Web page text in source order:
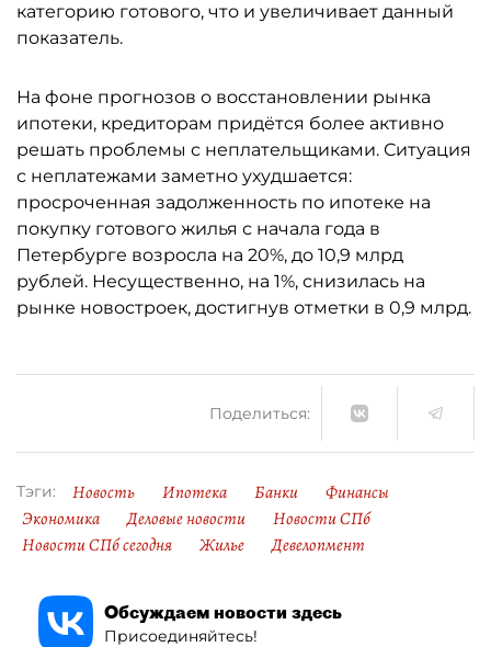
категорию готового, что и увеличивает данный
показатель.
На фоне прогнозов о восстановлении рынка
ипотеки, кредиторам придётся более активно
решать проблемы с неплательщиками. Ситуация
с неплатежами заметно ухудшается:
просроченная задолженность по ипотеке на
покупку готового жилья с начала года в
Петербурге возросла на 20%, до 10,9 млрд
рублей. Несущественно, на 1%, снизилась на
рынке новостроек, достигнув отметки в 0,9 млрд.
Поделиться:
Тэги: Новость Ипотека Банки
Финансы
Экономика
Деловые новости
Новости СПб
Новости СПб сегодня
Жилье Девелопмент
Обсуждаем новости здесь
Присоединяйтесь!